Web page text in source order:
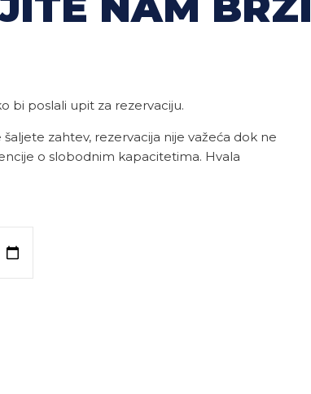
bi poslali upit za rezervaciju.
zahtev, rezervacija nije važeća dok ne
o slobodnim kapacitetima. Hvala